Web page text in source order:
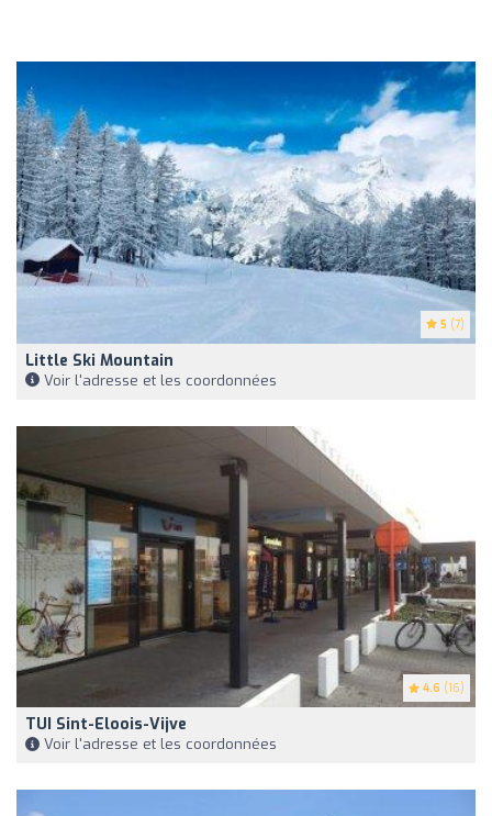
5 (7)
Little Ski Mountain
Voir l'adresse et les coordonnées
4.6 (16)
TUI Sint-Eloois-Vijve
Voir l'adresse et les coordonnées